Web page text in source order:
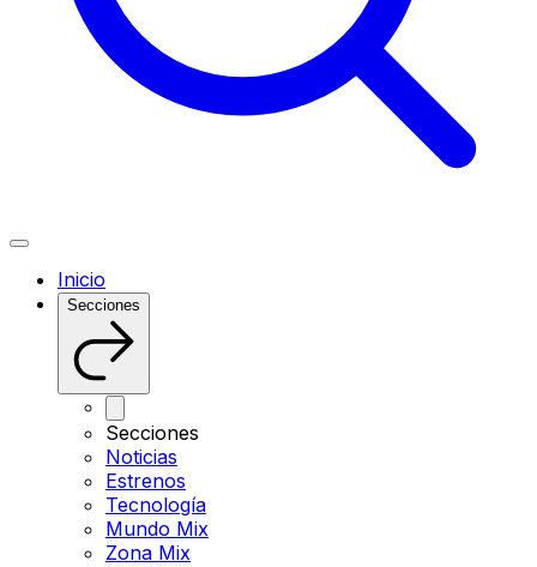
Inicio
Secciones
Secciones
Noticias
Estrenos
Tecnología
Mundo Mix
Zona Mix